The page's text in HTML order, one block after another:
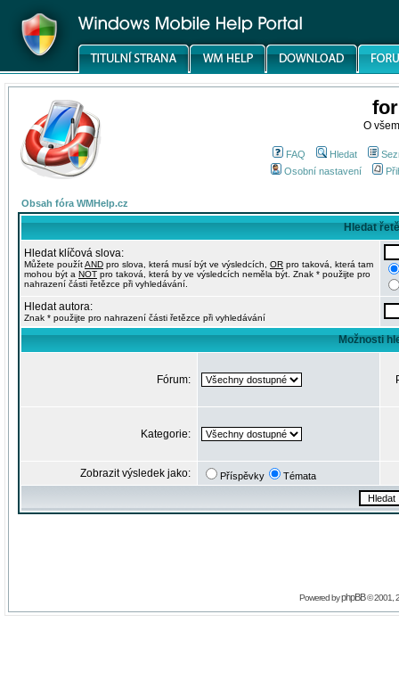
O
FAQ Hledat
Osobní nastavení
Obsah fóra WMHelp.cz
Hledat
Hledat klíčová slova:
Můžete použítAND pro slova, která musí být ve výsledcích, OR pro taková, která tam
mohou být a NOT pro taková, která by ve výsledcích neměla být. Znak * použijte pro
nahrazení části řetězce při vyhledávání.
Hledat autora:
Znak * použijte pro nahrazení části řetězce při vyhledávání
Možnosti
Fórum:
Kategorie:
Zobrazit výsledek jako: Příspěvky Témata
Powered byphpBB© 2001,